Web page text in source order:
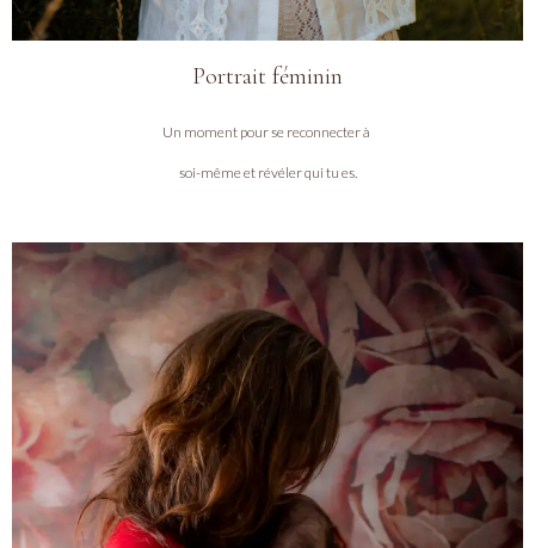
Portrait féminin
Un moment pour se reconnecter à
soi-même et révéler qui tu es.